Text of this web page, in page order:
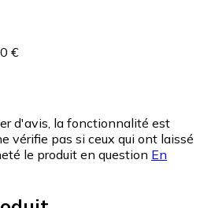
€
d'avis, la fonctionnalité est
vérifie pas si ceux qui ont laissé
le produit en question En